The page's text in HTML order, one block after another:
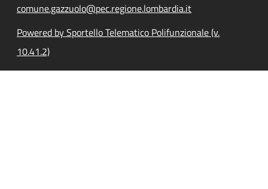
comune.gazzuolo@pec.regione.lombardia.it
Powered by Sportello Telematico Polifunzionale (v.
10.41.2)